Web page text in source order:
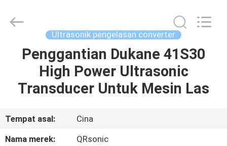
RUMAH
PRODUK
TENTANG
KAMI
Equipment
Co.,Ltd.
Ultrasonik pengelasan converter
Penggantian Dukane 41S30
High Power Ultrasonic
Transducer Untuk Mesin Las
Tempat asal:
Cina
Nama merek:
QRsonic